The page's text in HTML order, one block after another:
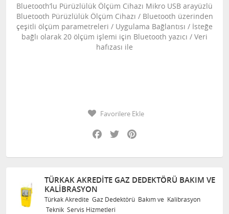
Bluetooth‘lu Pürüzlülük Ölçüm Cihazı Mikro USB arayüzlü
Bluetooth Pürüzlülük Ölçüm Cihazı / Bluetooth üzerinden
çeşitli ölçüm parametreleri / Uygulama Bağlantısı / İsteğe
bağlı olarak 20 ölçüm işlemi için Bluetooth yazıcı / Veri
hafızası ile
Favorilere Ekle
Facebook
Twitter
TÜRKAK AKREDITE GAZ DEDEKTÖRÜ BAKIM VE
KALIBRASYON
Türkak Akredite Gaz Dedektörü Bakım ve Kalibrasyon
Teknik Servis Hizmetleri